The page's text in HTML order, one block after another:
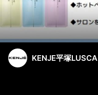
KENJE平塚LUSCA